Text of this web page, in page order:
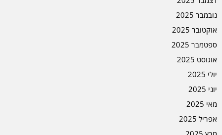
נובמבר 2025
אוקטובר 2025
ספטמבר 2025
אוגוסט 2025
יולי 2025
יוני 2025
מאי 2025
אפריל 2025